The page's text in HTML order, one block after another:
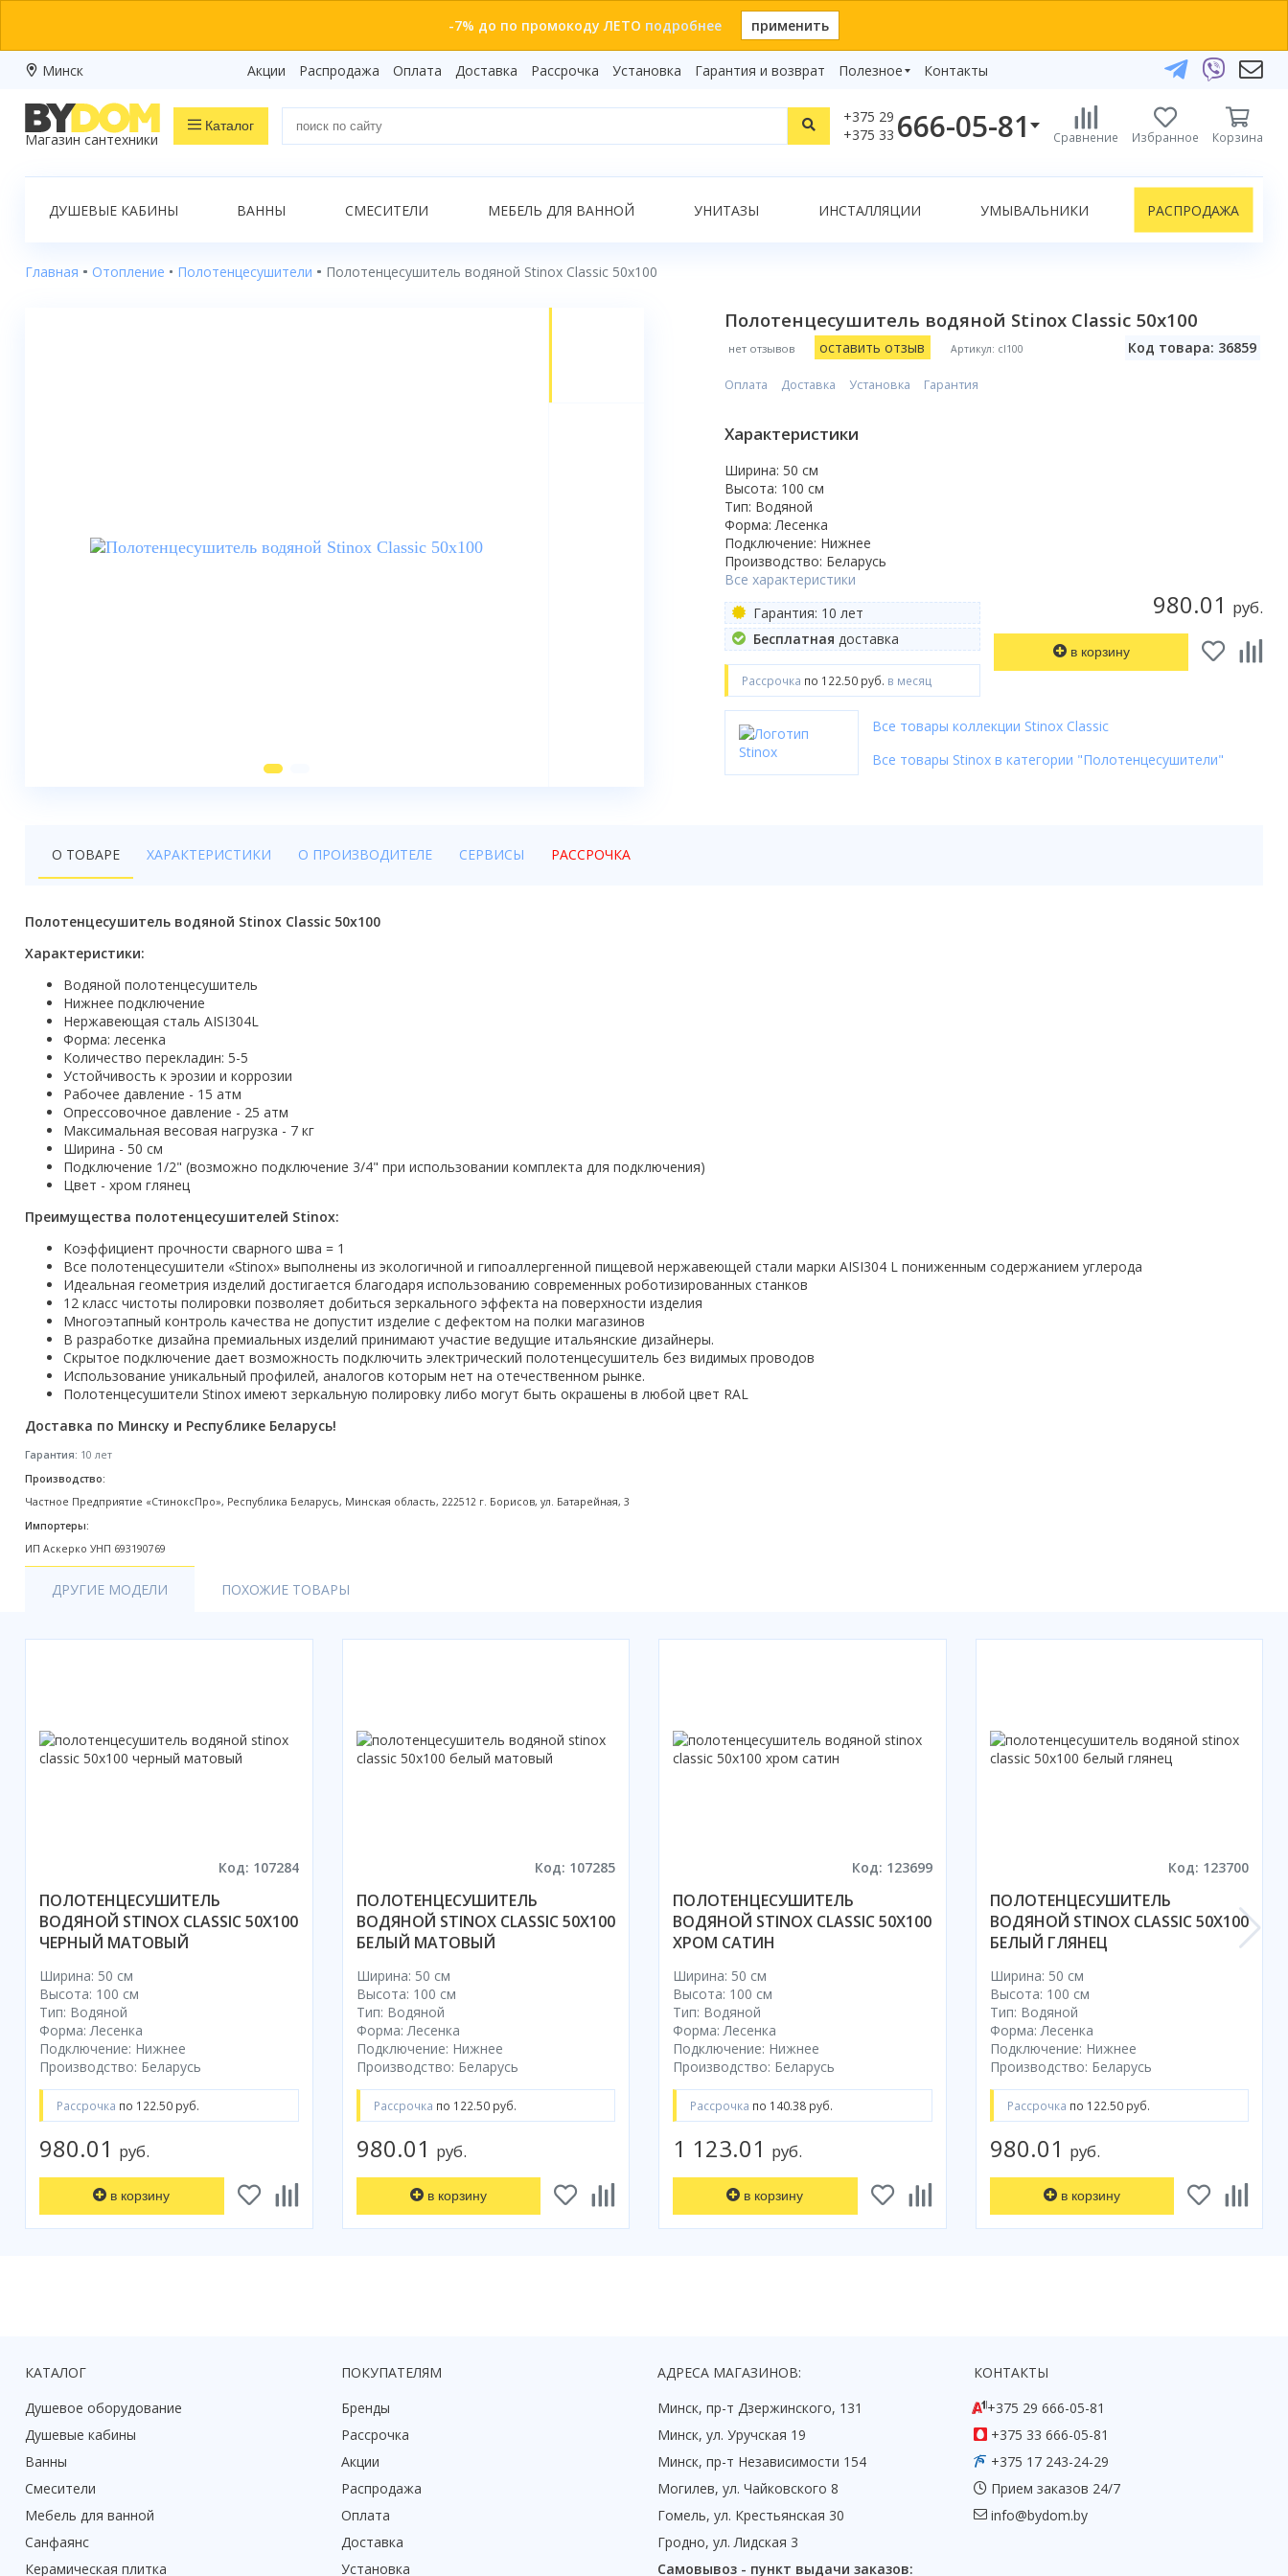
-7% до по промокоду ЛЕТО подробнее применить
Минск Акции Распродажа Оплата Доставка Рассрочка Установка Гарантия и возврат
Полезное
Видеообзоры
Бренды
Контакты
Магазин сантехники
Каталог
+375 29
+375 33 666-05-81
+375 29 666-05-81
+375 17 243-24-29
Telegram
Viber
Сравнение Избранное Корзина
Показать все результаты
Распродажа
Ванны
Смесители
Кухонные мойки
Трапы
Радиаторы отопления
Котлы отопления
Аксессуары для ванной
Сифоны и донные клапаны
Люки
Дом и сад
Готовые кухни
Акции
ДУШЕВЫЕ КАБИНЫ ВАННЫ СМЕСИТЕЛИ МЕБЕЛЬ ДЛЯ ВАННОЙ УНИТАЗЫ ИНСТАЛЛЯЦИИ УМЫВАЛЬНИКИ РАСПРОДАЖА
Главная Отопление Полотенцесушители Полотенцесушитель водяной Stinox Classic 50x100
Полотенцесушитель водяной Stinox Classic 50х100
нет отзывов оставить отзыв Артикул: cl100 Код товара: 36859
980.01 руб.
в корзину
Оплата Доставка Установка Гарантия
Характеристики
Ширина: 50 см
Высота: 100 см
Тип: Водяной
Форма: Лесенка
Подключение: Нижнее
Производство: Беларусь
Все характеристики
Гарантия: 10 лет
Бесплатная доставка
Рассрочка по 122.50 руб. в месяц
Все товары коллекции Stinox Classic
Все товары Stinox в категории "Полотенцесушители"
О ТОВАРЕ ХАРАКТЕРИСТИКИ О ПРОИЗВОДИТЕЛЕ СЕРВИСЫ РАССРОЧКА
Полотенцесушитель водяной Stinox Classic 50х100
Характеристики:
Водяной полотенцесушитель
Нижнее подключение
Нержавеющая сталь AISI304L
Форма: лесенка
Количество перекладин: 5-5
Устойчивость к эрозии и коррозии
Рабочее давление - 15 атм
Опрессовочное давление - 25 атм
Максимальная весовая нагрузка - 7 кг
Ширина - 50 см
Подключение 1/2" (возможно подключение 3/4" при использовании комплекта для подключения)
Цвет - хром глянец
Преимущества полотенцесушителей Stinox:
Коэффициент прочности сварного шва = 1
Все полотенцесушители «Stinox» выполнены из экологичной и гипоаллергенной пищевой нержавеющей стали марки AISI304 L пониженным содержанием углерода
Идеальная геометрия изделий достигается благодаря использованию современных роботизированных станков
12 класс чистоты полировки позволяет добиться зеркального эффекта на поверхности изделия
Многоэтапный контроль качества не допустит изделие с дефектом на полки магазинов
В разработке дизайна премиальных изделий принимают участие ведущие итальянские дизайнеры.
Скрытое подключение дает возможность подключить электрический полотенцесушитель без видимых проводов
Использование уникальный профилей, аналогов которым нет на отечественном рынке.
Полотенцесушители Stinox имеют зеркальную полировку либо могут быть окрашены в любой цвет RAL
Доставка по Минску и Республике Беларусь!
Гарантия: 10 лет
Производство:
Частное Предприятие «СтиноксПро», Республика Беларусь, Минская область, 222512 г. Борисов, ул. Батарейная, 3
Импортеры:
ИП Аскерко УНП 693190769
ДРУГИЕ МОДЕЛИ ПОХОЖИЕ ТОВАРЫ
Код: 107284
ПОЛОТЕНЦЕСУШИТЕЛЬ
ВОДЯНОЙ STINOX CLASSIC 50X100
ЧЕРНЫЙ МАТОВЫЙ
Ширина: 50 см
Высота: 100 см
Тип: Водяной
Форма: Лесенка
Подключение: Нижнее
Производство: Беларусь
Рассрочка по 122.50 руб.
980.01 руб.
в корзину
Код: 107285
ПОЛОТЕНЦЕСУШИТЕЛЬ
ВОДЯНОЙ STINOX CLASSIC 50X100
БЕЛЫЙ МАТОВЫЙ
Ширина: 50 см
Высота: 100 см
Тип: Водяной
Форма: Лесенка
Подключение: Нижнее
Производство: Беларусь
Рассрочка по 122.50 руб.
980.01 руб.
в корзину
Код: 123699
ПОЛОТЕНЦЕСУШИТЕЛЬ
ВОДЯНОЙ STINOX CLASSIC 50X100
ХРОМ САТИН
Ширина: 50 см
Высота: 100 см
Тип: Водяной
Форма: Лесенка
Подключение: Нижнее
Производство: Беларусь
Рассрочка по 140.38 руб.
1 123.01 руб.
в корзину
Код: 123700
ПОЛОТЕНЦЕСУШИТЕЛЬ
ВОДЯНОЙ STINOX CLASSIC 50X100
БЕЛЫЙ ГЛЯНЕЦ
Ширина: 50 см
Высота: 100 см
Тип: Водяной
Форма: Лесенка
Подключение: Нижнее
Производство: Беларусь
Рассрочка по 122.50 руб.
980.01 руб.
в корзину
КАТАЛОГ
Душевое оборудование
Душевые кабины
Ванны
Смесители
Мебель для ванной
Санфаянс
Керамическая плитка
ПОКУПАТЕЛЯМ
Бренды
Рассрочка
Акции
Распродажа
Оплата
Доставка
Установка
АДРЕСА МАГАЗИНОВ:
Минск, пр-т Дзержинского, 131
Минск, ул. Уручская 19
Минск, пр-т Независимости 154
Могилев, ул. Чайковского 8
Гомель, ул. Крестьянская 30
Гродно, ул. Лидская 3
Самовывоз - пункт выдачи заказов:
КОНТАКТЫ
+375 29 666-05-81
+375 33 666-05-81
+375 17 243-24-29
Прием заказов 24/7
info@bydom.by